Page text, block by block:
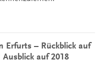
Erfurts – Rückblick auf
auf 2018